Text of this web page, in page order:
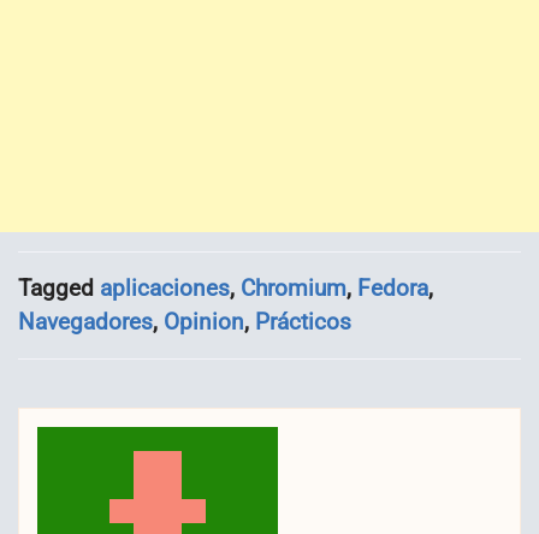
Tagged aplicaciones, Chromium, Fedora,
Navegadores, Opinion, Prácticos